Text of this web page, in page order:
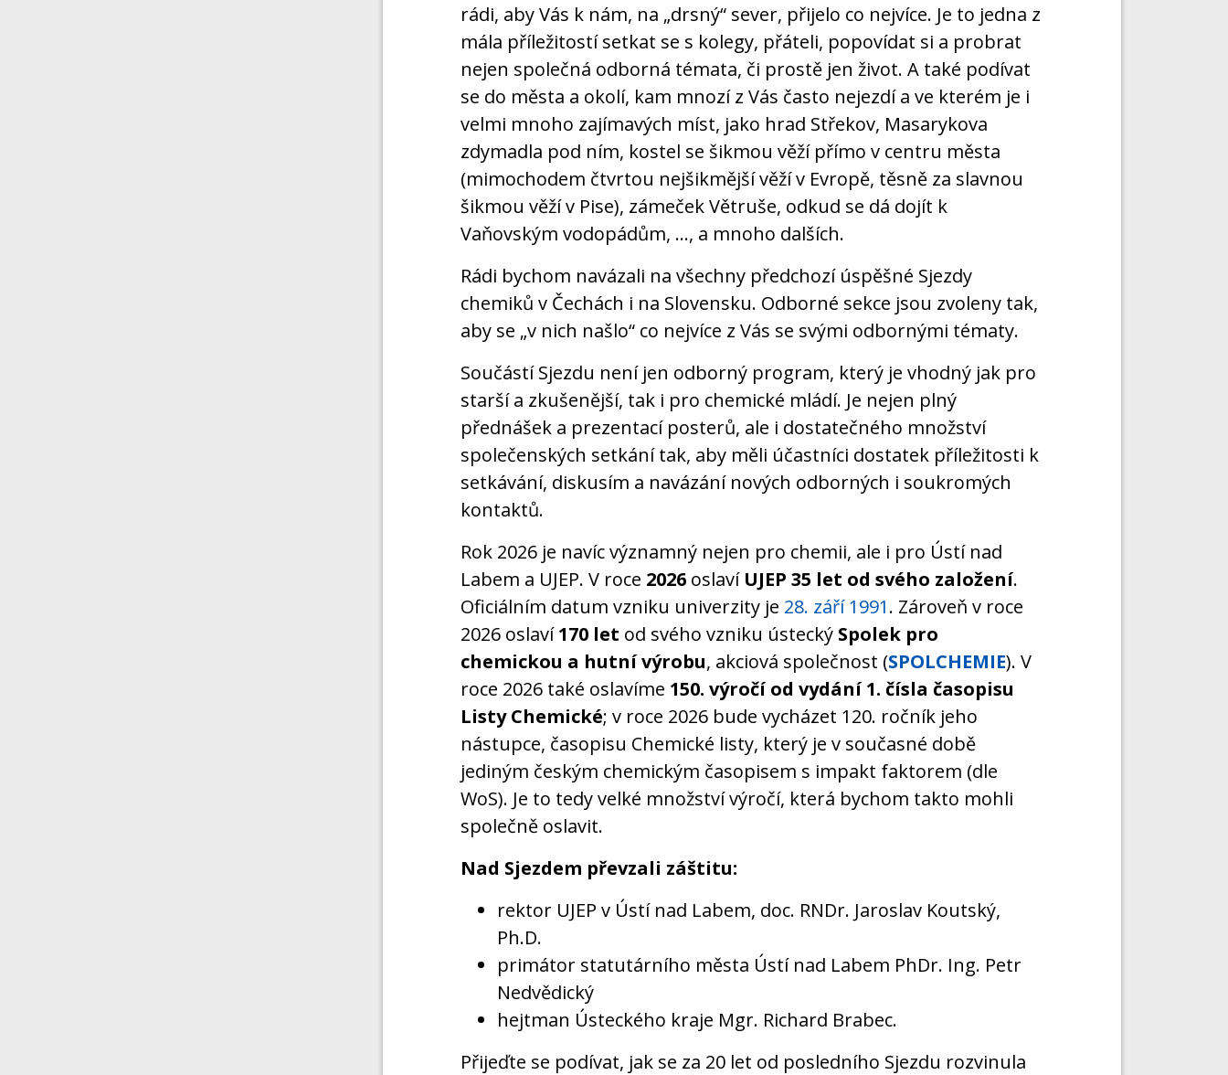
rádi, aby Vás k nám, na „drsný“ sever, přijelo co nejvíce. Je to jedna z
mála příležitostí setkat se s kolegy, přáteli, popovídat si a probrat
nejen společná odborná témata, či prostě jen život. A také podívat
se do města a okolí, kam mnozí z Vás často nejezdí a ve kterém je i
velmi mnoho zajímavých míst, jako hrad Střekov, Masarykova
zdymadla pod ním, kostel se šikmou věží přímo v centru města
(mimochodem čtvrtou nejšikmější věží v Evropě, těsně za slavnou
šikmou věží v Pise), zámeček Větruše, odkud se dá dojít k
Vaňovským vodopádům, …, a mnoho dalších.
Rádi bychom navázali na všechny předchozí úspěšné Sjezdy
chemiků v Čechách i na Slovensku. Odborné sekce jsou zvoleny tak,
aby se „v nich našlo“ co nejvíce z Vás se svými odbornými tématy.
Součástí Sjezdu není jen odborný program, který je vhodný jak pro
starší a zkušenější, tak i pro chemické mládí. Je nejen plný
přednášek a prezentací posterů, ale i dostatečného množství
společenských setkání tak, aby měli účastníci dostatek příležitosti k
setkávání, diskusím a navázání nových odborných i soukromých
kontaktů.
Rok 2026 je navíc významný nejen pro chemii, ale i pro Ústí nad
Labem a UJEP. V roce 2026 oslaví UJEP 35 let od svého založení.
Oficiálním datum vzniku univerzity je 28. září 1991. Zároveň v roce
2026 oslaví170 let od svého vzniku ústecký Spolek pro
chemickou a hutní výrobu, akciová společnost (SPOLCHEMIE). V
roce 2026 také oslavíme 150. výročí od vydání 1. čísla časopisu
Listy Chemické; v roce 2026 bude vycházet 120. ročník jeho
nástupce, časopisu Chemické listy, který je v současné době
jediným českým chemickým časopisem s impakt faktorem (dle
WoS). Je to tedy velké množství výročí, která bychom takto mohli
společně oslavit.
Nad Sjezdem převzali záštitu:
rektor UJEP v Ústí nad Labem, doc. RNDr. Jaroslav Koutský,
Ph.D.
primátor statutárního města Ústí nad Labem PhDr. Ing. Petr
Nedvědický
hejtman Ústeckého kraje Mgr. Richard Brabec.
Přijeďte se podívat, jak se za 20 let od posledního Sjezdu rozvinula